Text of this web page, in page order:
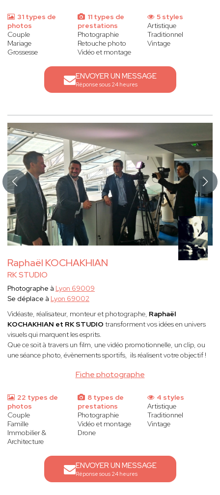
31 types de
photos
Couple
Mariage
Grossesse
11 types de
prestations
Photographie
Retouche photo
Vidéo et montage
5 styles
Artistique
Traditionnel
Vintage
ENVOYER UN MESSAGE
Réponse sous 24 heures
Raphaël KOCHAKHIAN
RK STUDIO
Fiche photographe
Photographe à Lyon 69009
Se déplace à Lyon 69002
Vidéaste, réalisateur, monteur et photographe, Raphaël
KOCHAKHIAN et RK STUDIO transforment vos idées en univers
visuels qui marquent les esprits.
Que ce soit à travers un film, une vidéo promotionnelle, un clip, ou
une séance photo, évènements sportifs, ils réalisent votre objectif !
22 types de
photos
Couple
Famille
Immobilier &
Architecture
8 types de
prestations
Photographie
Vidéo et montage
Drone
4 styles
Artistique
Traditionnel
Vintage
ENVOYER UN MESSAGE
Réponse sous 24 heures